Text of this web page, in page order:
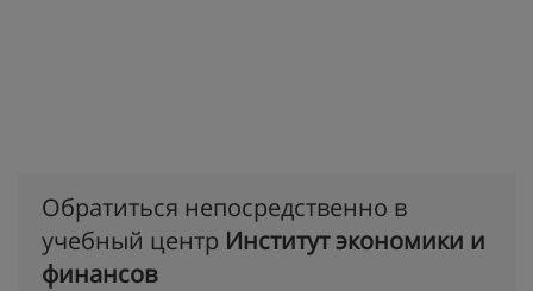
Обратиться непосредственно в
учебный центр Институт экономики и
финансов